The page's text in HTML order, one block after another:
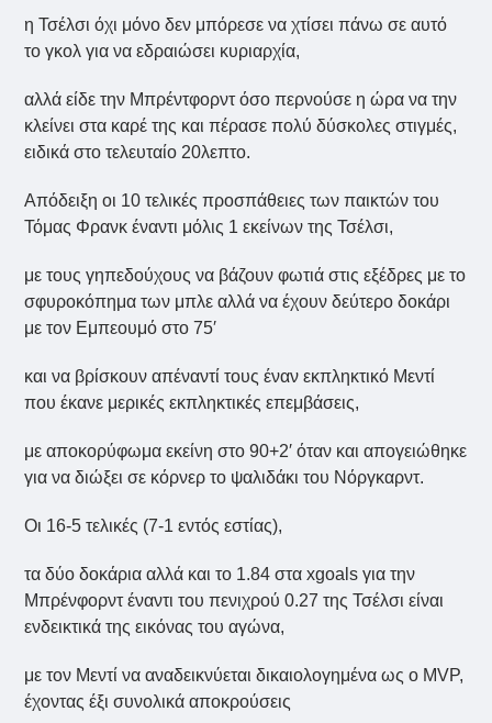
η Τσέλσι όχι μόνο δεν μπόρεσε να χτίσει πάνω σε αυτό
το γκολ για να εδραιώσει κυριαρχία,
αλλά είδε την Μπρέντφορντ όσο περνούσε η ώρα να την
κλείνει στα καρέ της και πέρασε πολύ δύσκολες στιγμές,
ειδικά στο τελευταίο 20λεπτο.
Απόδειξη οι 10 τελικές προσπάθειες των παικτών του
Τόμας Φρανκ έναντι μόλις 1 εκείνων της Τσέλσι,
με τους γηπεδούχους να βάζουν φωτιά στις εξέδρες με το
σφυροκόπημα των μπλε αλλά να έχουν δεύτερο δοκάρι
με τον Εμπεουμό στο 75′
και να βρίσκουν απέναντί τους έναν εκπληκτικό Μεντί
που έκανε μερικές εκπληκτικές επεμβάσεις,
με αποκορύφωμα εκείνη στο 90+2′ όταν και απογειώθηκε
για να διώξει σε κόρνερ το ψαλιδάκι του Νόργκαρντ.
Οι 16-5 τελικές (7-1 εντός εστίας),
τα δύο δοκάρια αλλά και το 1.84 στα xgoals για την
Μπρένφορντ έναντι του πενιχρού 0.27 της Τσέλσι είναι
ενδεικτικά της εικόνας του αγώνα,
με τον Μεντί να αναδεικνύεται δικαιολογημένα ως ο MVP,
έχοντας έξι συνολικά αποκρούσεις